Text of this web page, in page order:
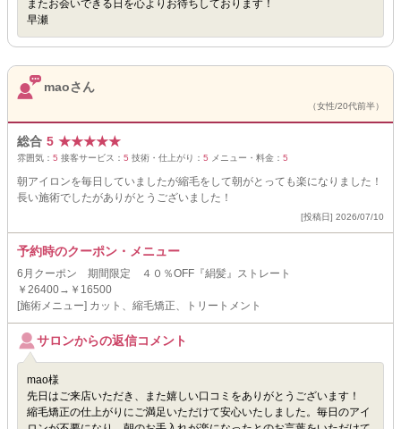
またお会いできる日を心よりお待ちしております！
早瀬
maoさん
（女性/20代前半）
総合 5 ★★★★★
雰囲気： 5 接客サービス： 5 技術・仕上がり： 5 メニュー・料金： 5
朝アイロンを毎日していましたが縮毛をして朝がとっても楽になりました！
長い施術でしたがありがとうございました！
[投稿日] 2026/07/10
予約時のクーポン・メニュー
6月クーポン 期間限定 ４０％OFF『絹髪』ストレート
￥26400→￥16500
[施術メニュー] カット、縮毛矯正、トリートメント
サロンからの返信コメント
mao様
先日はご来店いただき、また嬉しい口コミをありがとうございます！
縮毛矯正の仕上がりにご満足いただけて安心いたしました。毎日のアイ